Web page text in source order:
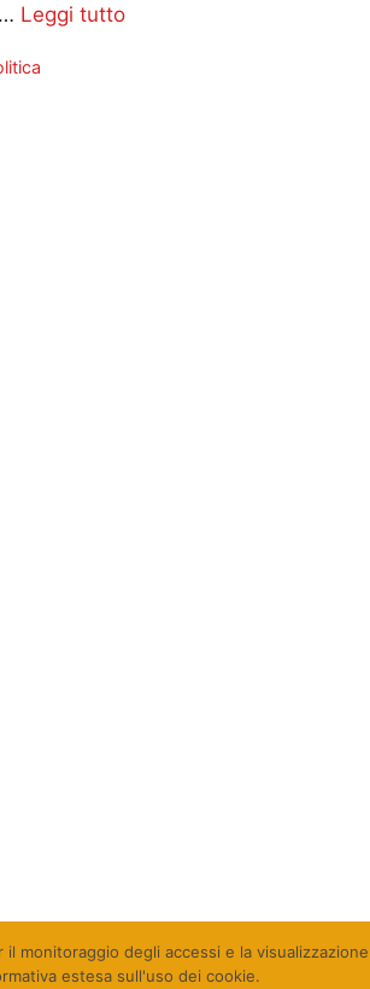
Leggi tutto
degli accessi e la
estesa sull'uso dei cookie.